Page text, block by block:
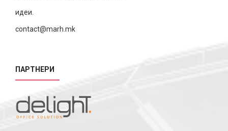
идеи.
contact@marh.mk
ПАРТНЕРИ